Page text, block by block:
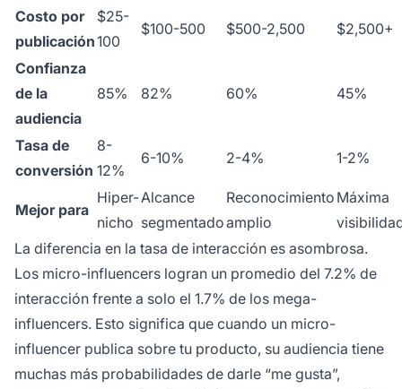
Costo por
publicación
$25-
100
$100-500 $500-2,500 $2,500+
Confianza
de la
audiencia
85% 82% 60% 45%
Tasa de
conversión
8-
12%
6-10% 2-4% 1-2%
Mejor para
Hiper-
nicho
Alcance
segmentado
Reconocimiento
amplio
Máxima
La diferencia en la tasa de interacción es asombrosa.
Los micro-influencers logran un promedio del 7.2% de
interacción frente a solo el 1.7% de los mega-
influencers. Esto significa que cuando un micro-
influencer publica sobre tu producto, su audiencia tiene
muchas más probabilidades de darle “me gusta”,